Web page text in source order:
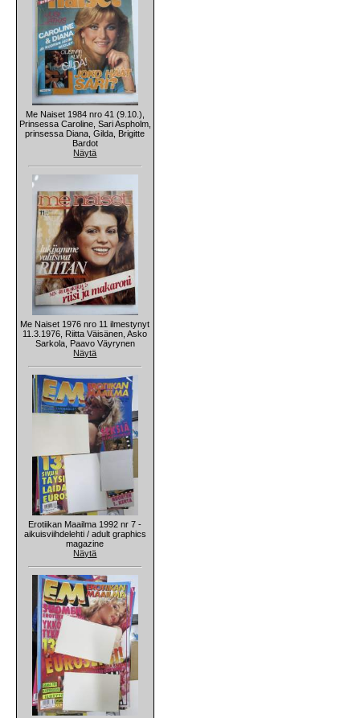
Me Naiset 1984 nro 41 (9.10.),
Prinsessa Caroline, Sari Aspholm,
prinsessa Diana, Gilda, Brigitte
Bardot
Näytä
Me Naiset 1976 nro 11 ilmestynyt
11.3.1976, Riitta Väisänen, Asko
Sarkola, Paavo Väyrynen
Näytä
Erotiikan Maailma 1992 nr 7 -
aikuisviihdelehti / adult graphics
magazine
Näytä